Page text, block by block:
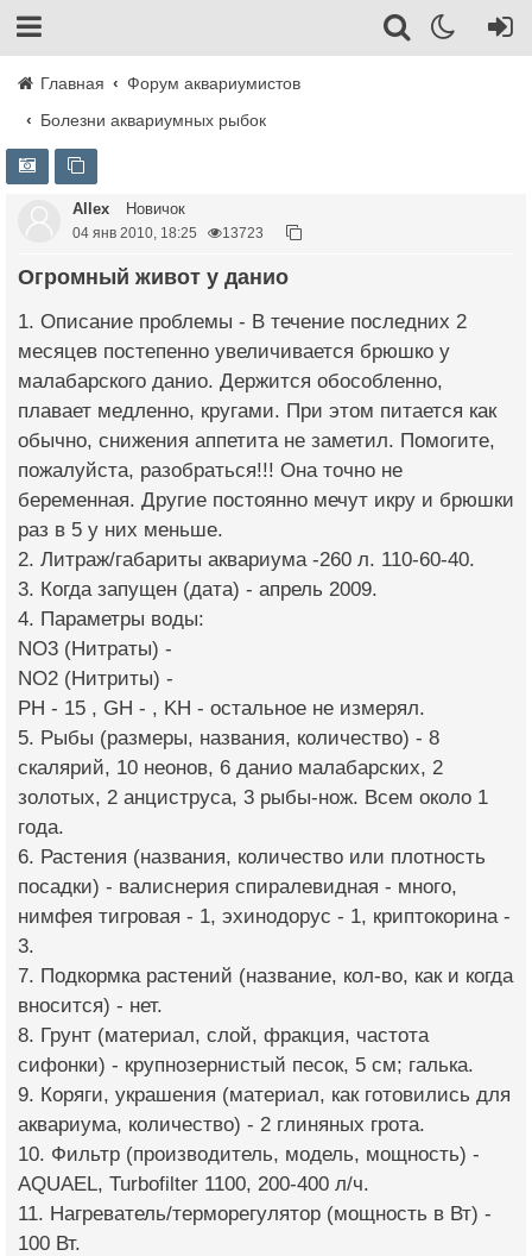
Главная
Форум аквариумистов
Болезни аквариумных рыбок
Allex Новичок
04 янв 2010, 18:25 13723
Огромный живот у данио
1. Описание проблемы - В течение последних 2
месяцев постепенно увеличивается брюшко у
малабарского данио. Держится обособленно,
плавает медленно, кругами. При этом питается как
обычно, снижения аппетита не заметил. Помогите,
пожалуйста, разобраться!!! Она точно не
беременная. Другие постоянно мечут икру и брюшки
раз в 5 у них меньше.
2. Литраж/габариты аквариума -260 л. 110-60-40.
3. Когда запущен (дата) - апрель 2009.
4. Параметры воды:
NO3 (Нитраты) -
NO2 (Нитриты) -
PH - 15 , GH - , KH - остальное не измерял.
5. Рыбы (размеры, названия, количество) - 8
скалярий, 10 неонов, 6 данио малабарских, 2
золотых, 2 анциструса, 3 рыбы-нож. Всем около 1
года.
6. Растения (названия, количество или плотность
посадки) - валиснерия спиралевидная - много,
нимфея тигровая - 1, эхинодорус - 1, криптокорина -
3.
7. Подкормка растений (название, кол-во, как и когда
вносится) - нет.
8. Грунт (материал, слой, фракция, частота
сифонки) - крупнозернистый песок, 5 см; галька.
9. Коряги, украшения (материал, как готовились для
аквариума, количество) - 2 глиняных грота.
10. Фильтр (производитель, модель, мощность) -
AQUAEL, Turbofilter 1100, 200-400 л/ч.
11. Нагреватель/терморегулятор (мощность в Вт) -
100 Вт.